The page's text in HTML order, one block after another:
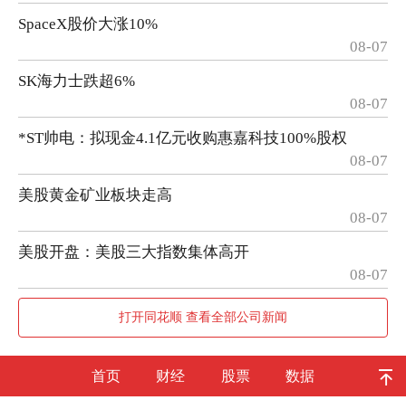
SpaceX股价大涨10%
08-07
SK海力士跌超6%
08-07
*ST帅电：拟现金4.1亿元收购惠嘉科技100%股权
08-07
美股黄金矿业板块走高
08-07
美股开盘：美股三大指数集体高开
08-07
打开同花顺 查看全部公司新闻
首页 财经 股票 数据